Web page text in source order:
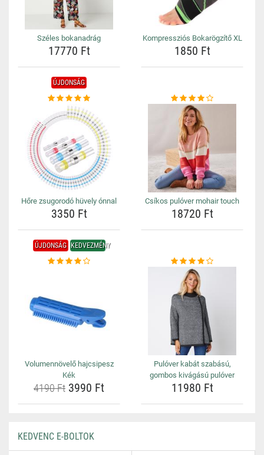
Széles bokanadrág
17770 Ft
Kompressziós Bokarögzítő XL
1850 Ft
ÚJDONSÁG
Hőre zsugorodó hüvely ónnal
3350 Ft
Csíkos pulóver mohair touch
18720 Ft
ÚJDONSÁG KEDVEZMÉNY
Volumennövelő hajcsipesz
Kék
4190 Ft 3990 Ft
Pulóver kabát szabású,
gombos kivágású pulóver
11980 Ft
KEDVENC E-BOLTOK